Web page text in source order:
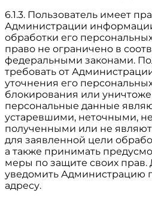
6.1.3. Пользователь имеет
Администрации
обработки его
право не ограничено в
федеральными законами.
требовать от
уточнения его
блокирования или
персональные данные
устаревшими, неточными,
полученными или не
для заявленной цели
а также принимать
меры по защите своих прав.
уведомить Администрацию
адресу.